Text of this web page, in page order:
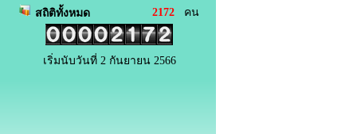
สถิติทั้งหมด
2172 คน
เริ่มนับวันที่ 2 กันยายน 2566